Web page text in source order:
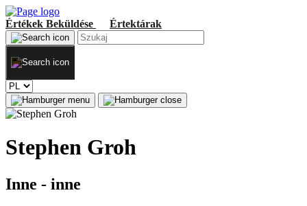
Értékek Beküldése Értektárak
Stephen Groh
Inne - inne